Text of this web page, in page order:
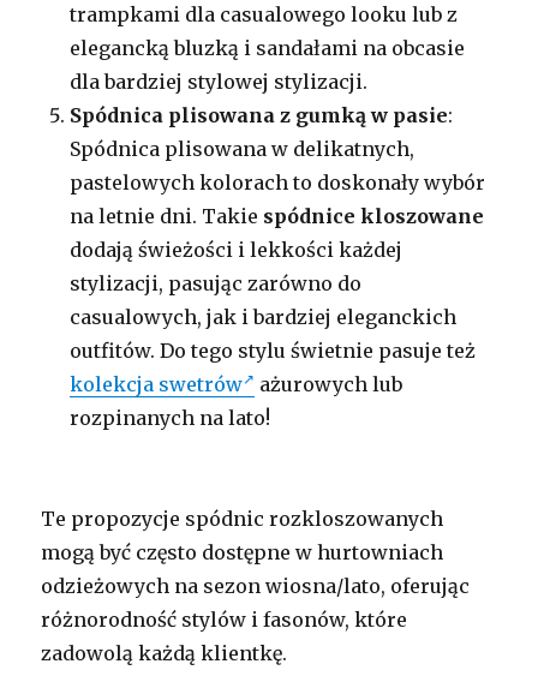
trampkami dla casualowego looku lub z
elegancką bluzką i sandałami na obcasie
dla bardziej stylowej stylizacji.
Spódnica plisowana z gumką w pasie:
Spódnica plisowana w delikatnych,
pastelowych kolorach to doskonały wybór
na letnie dni. Takie spódnice kloszowane
dodają świeżości i lekkości każdej
stylizacji, pasując zarówno do
casualowych, jak i bardziej eleganckich
outfitów. Do tego stylu świetnie pasuje też
kolekcja swetrów
ażurowych lub
rozpinanych na lato!
Te propozycje spódnic rozkloszowanych
mogą być często dostępne w hurtowniach
odzieżowych na sezon wiosna/lato, oferując
różnorodność stylów i fasonów, które
zadowolą każdą klientkę.